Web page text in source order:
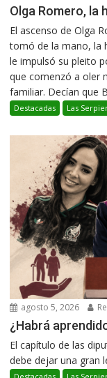
Olga Romero, la
El ascenso de Olga
tomó de la mano, la
le impulsó su pleito
que comenzó a oler
familiar. Decían que
Destacadas Las
agosto 5, 2026
¿Habrá
El capítulo de las
debe dejar una gran